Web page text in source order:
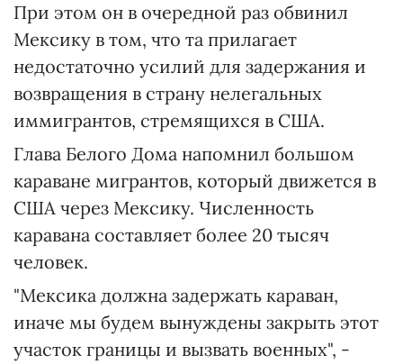
При этом он в очередной раз обвинил
Мексику в том, что та прилагает
недостаточно усилий для задержания и
возвращения в страну нелегальных
иммигрантов, стремящихся в США.
Глава Белого Дома напомнил большом
караване мигрантов, который движется в
США через Мексику. Численность
каравана составляет более 20 тысяч
человек.
"Мексика должна задержать караван,
иначе мы будем вынуждены закрыть этот
участок границы и вызвать военных", -